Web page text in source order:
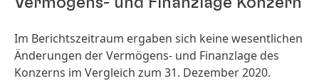
Im Berichtszeitraum ergaben sich keine wesentlichen
Änderungen der Vermögens- und Finanzlage des
Konzerns im Vergleich zum 31. Dezember 2020.